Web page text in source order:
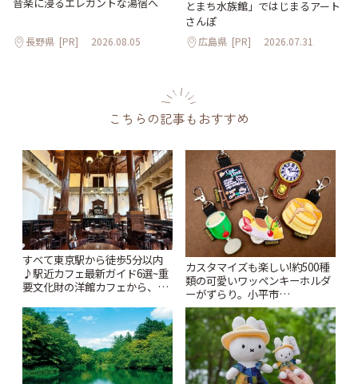
長野県 [PR] 2026.08.05
とまち水族館」ではじまるアート
さんぽ
広島県 [PR] 2026.07.31
こちらの記事もおすすめ
すべて東京駅から徒歩5分以内
♪駅近カフェ最新ガイド6選~重
要文化財の洋館カフェから、改
りっぷ
カスタマイズも楽しい!約500種
類の可愛いワッペンキーホルダ
ーがずらり。小平市
「Kimamaya T&K」 | ことりっ
ぷ